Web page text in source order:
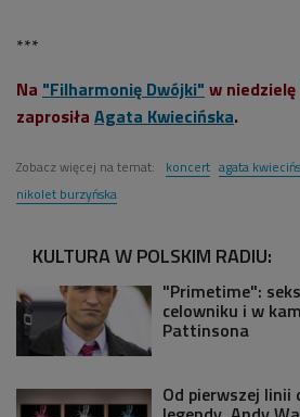
***
Na "Filharmonię Dwójki" w niedzielę
zaprosiła Agata Kwiecińska.
Zobacz więcej na temat: koncert agata
nikolet burzyńska
KULTURA W POLSKIM RADIU:
"Primetime":
celowniku i w
Pattinsona
Od pierwszej